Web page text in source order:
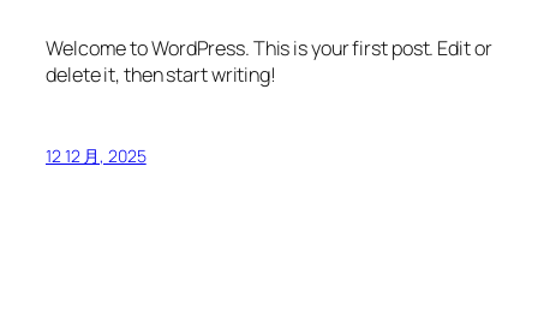
Welcome to WordPress. This is your first post. Edit or
delete it, then start writing!
12 12 月, 2025